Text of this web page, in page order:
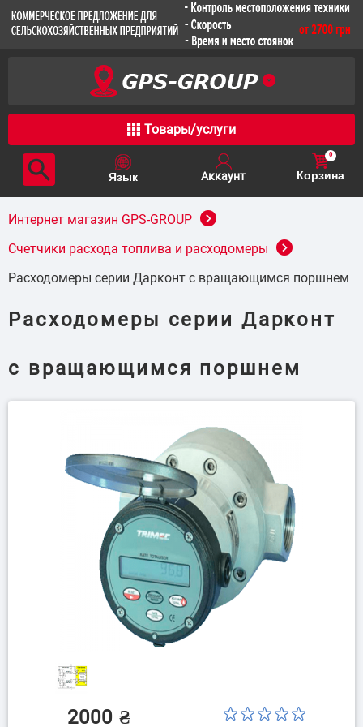
Товары/услуги
Корзина
0
Интернет магазин GPS-GROUP
Счетчики расхода топлива и расходомеры
Расходомеры серии Дарконт с вращающимся поршнем
Расходомеры серии Дарконт
с вращающимся поршнем
2000 ₴